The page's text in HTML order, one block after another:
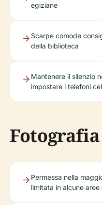
egiziane
Scarpe comode
della biblioteca
Mantenere il silenzio
impostare i telefoni
Fotografia
Permessa nella
limitata in alcune